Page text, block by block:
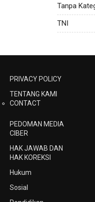
Tanpa
TNI
PRIVACY POLICY
TENTANG KAMI
CONTACT
PEDOMAN MEDIA
CIBER
HAK JAWAB DAN
HAK KOREKSI
Hukum
Sosial